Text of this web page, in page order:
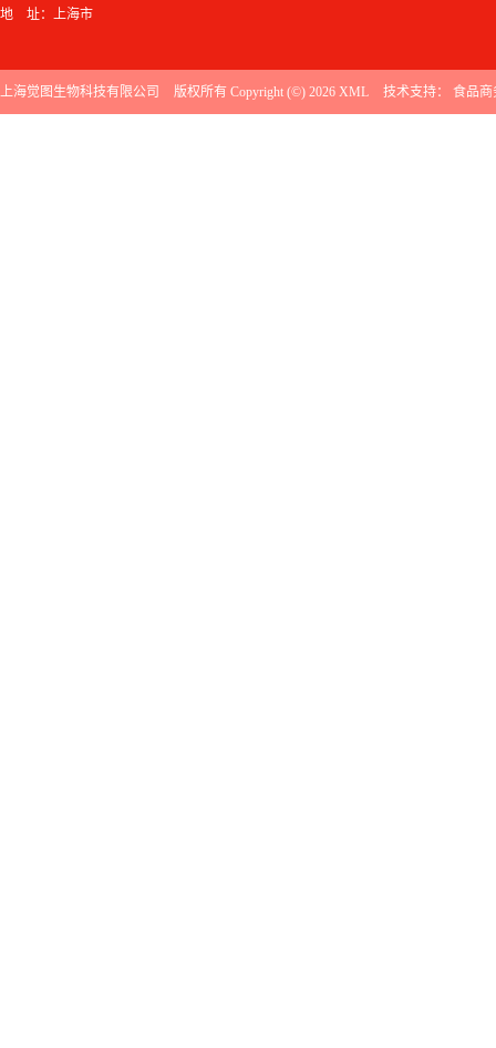
地 址：上海市
上海觉图生物科技有限公司 版权所有 Copyright (©) 2026 XML 技术支持： 食品商